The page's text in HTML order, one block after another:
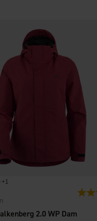
+1
2.0 WP Dam
Betyg: